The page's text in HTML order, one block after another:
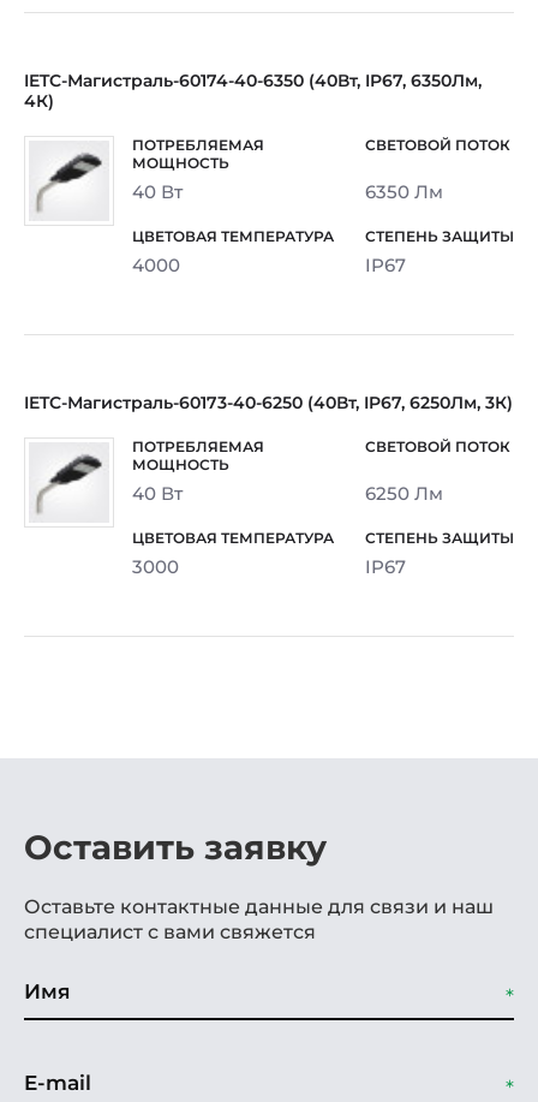
IETC-Магистраль-60174-40-6350 (40Вт, IP67, 6350Лм,
4К)
40 Вт 6350 Лм
4000 IP67
IETC-Магистраль-60173-40-6250 (40Вт, IP67, 6250Лм, 3К)
40 Вт 6250 Лм
3000 IP67
Оставить заявку
Оставьте контактные данные для связи и наш
специалист с вами свяжется